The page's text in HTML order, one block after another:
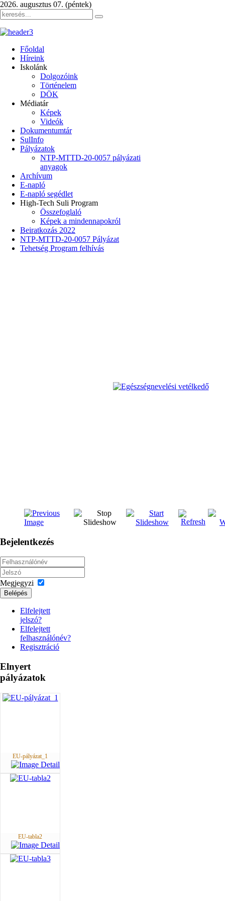
2026. augusztus 07. (péntek)
Főoldal
Híreink
Iskolánk
Dolgozóink
Történelem
DÖK
Médiatár
Képek
Videók
Dokumentumtár
SulInfo
Pályázatok
NTP-MTTD-20-0057 pályázati
anyagok
Archívum
E-napló
E-napló segédlet
High-Tech Suli Program
Összefoglaló
Képek a mindennapokról
Beiratkozás 2022
NTP-MTTD-20-0057 Pályázat
Tehetség Program felhívás
Bejelentkezés
Megjegyzi
Belépés
Elfelejtett
jelszó?
Elfelejtett
felhasználónév?
Regisztráció
Elnyert
pályázatok
EU-pályázat_1
EU-tabla2